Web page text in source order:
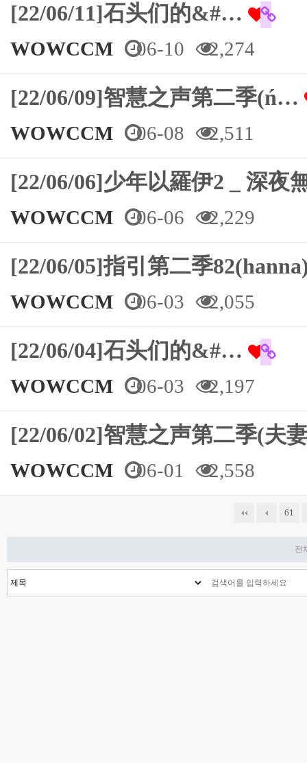
[22/06/11]石头们的&#…
WOWCCM 06-10 2,274
[22/06/09]智慧之声第二季(ń…
WOWCCM 06-08 2,511
[22/06/06]少年以羅伊2 _ 深
WOWCCM 06-06 2,229
[22/06/05]指引第二季
WOWCCM 06-03 2,055
[22/06/04]石头们的&#…
WOWCCM 06-03 2,197
[22/06/02]智慧之声第二季(夫
WOWCCM 06-01 2,558
61
전